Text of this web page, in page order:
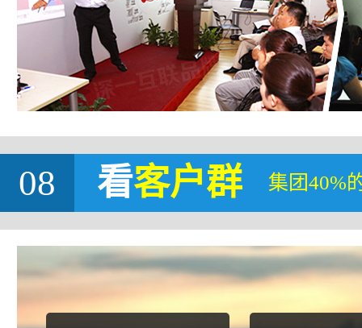
08 看客户群 集团40%